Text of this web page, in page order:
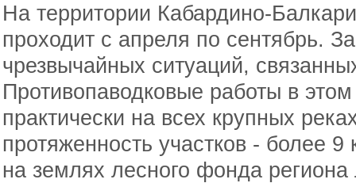
На территории Кабардино-
проходит с апреля по сентябрь.
чрезвычайных ситуаций,
Противопаводковые работы в
практически на всех крупных
протяженность участков - более
на землях лесного фонда